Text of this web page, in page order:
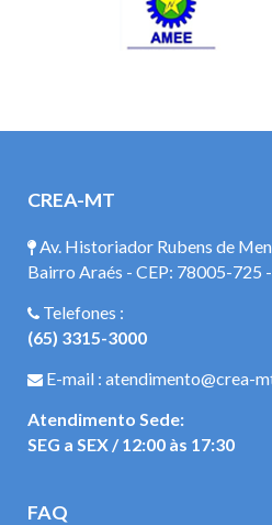
CREA-MT
Av. Historiador Rubens de
Bairro Araés - CEP: 78005-725
Telefones :
(65) 3315-3000
E-mail : atendimento@crea-
Atendimento Sede:
SEG a SEX / 12:00 às 17:30
FAQ